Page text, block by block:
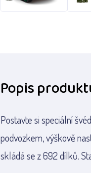
Popis
Postavte si speciální
podvozkem, výškově
skládá se z 692 dílků.